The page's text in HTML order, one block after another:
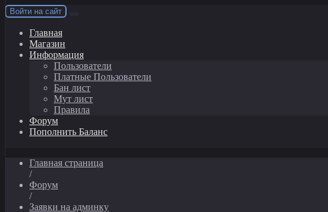
Войти на сайт
Главная
Магазин
Информация
Пользователи
Платные Пользователи
Бан лист
Мут лист
Правила
Форум
Пополнить Баланс
Главная страница
/
Форум
/
Заявки на админку